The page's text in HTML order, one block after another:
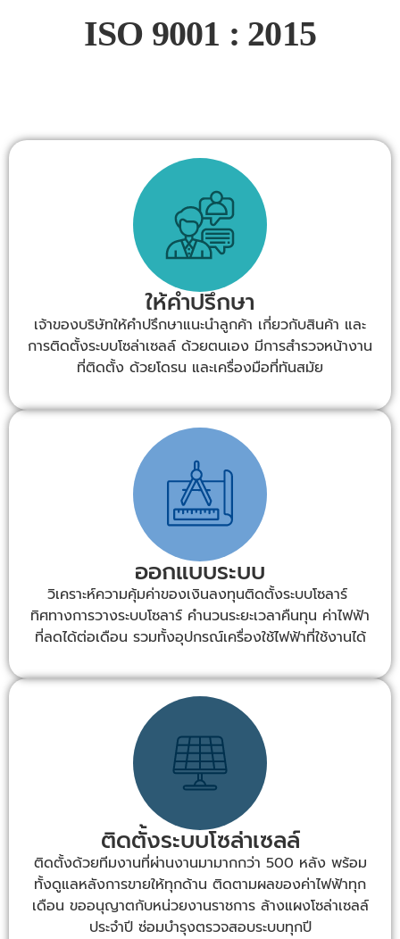
ISO 9001 : 2015
ให้คำปรึกษา
เจ้าของบริษัทให้คำปรึกษาแนะนำลูกค้า เกี่ยวกับสินค้า และ
การติดตั้งระบบโซล่าเซลล์ ด้วยตนเอง มีการสำรวจหน้างาน
ที่ติดตั้ง ด้วยโดรน และเครื่องมือที่ทันสมัย
ออกแบบระบบ
วิเคราะห์ความคุ้มค่าของเงินลงทุนติดตั้งระบบโซลาร์
ทิศทางการวางระบบโซลาร์ คำนวนระยะเวลาคืนทุน ค่าไฟฟ้า
ที่ลดได้ต่อเดือน รวมทั้งอุปกรณ์เครื่องใช้ไฟฟ้าที่ใช้งานได้
ติดตั้งระบบโซล่าเซลล์
ติดตั้งด้วยทีมงานที่ผ่านงานมามากกว่า 500 หลัง พร้อม
ทั้งดูแลหลังการขายให้ทุกด้าน ติดตามผลของค่าไฟฟ้าทุก
เดือน ขออนุญาตกับหน่วยงานราชการ ล้างแผงโซล่าเซลล์
ประจำปี ซ่อมบำรุงตรวจสอบระบบทุกปี